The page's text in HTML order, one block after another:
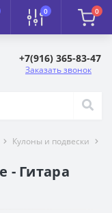
0 0
+7(916) 365-83-47
Заказать звонок
Кулоны и подвески
- Гитара